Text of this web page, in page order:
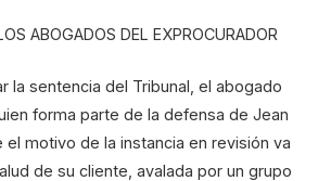
ABOGADOS DEL EXPROCURADOR
la sentencia del Tribunal, el abogado
forma parte de la defensa de Jean
el motivo de la instancia en revisión va
de su cliente, avalada por un grupo